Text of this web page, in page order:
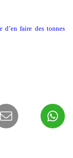
d’en faire des tonnes